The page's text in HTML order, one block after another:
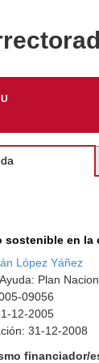
sostenible en
López Yáñez
Plan
09056
12-2005
31-12-2008
financiador/